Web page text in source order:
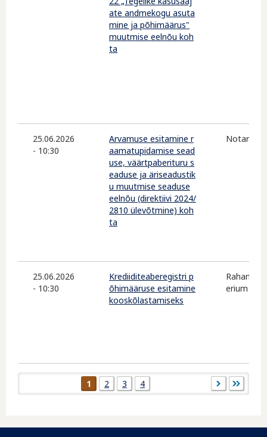
ate andmekogu asuta
mine ja põhimäärus"
muutmise eelnõu koh
ta
25.06.2026
- 10:30
Arvamuse esitamine r
aamatupidamise sead
use, väärtpaberituru s
eaduse ja äriseadustik
u muutmise seaduse
eelnõu (direktiivi 2024/
2810 ülevõtmine) koh
ta
Notarite
25.06.2026
- 10:30
Krediiditeaberegistri p
õhimääruse esitamine
kooskõlastamiseks
erium
Lehed 1 2 3 4